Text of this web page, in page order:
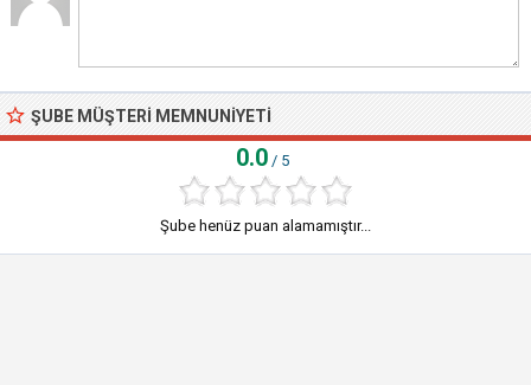
ŞUBE MÜŞTERI MEMNUNIYETI
0.0 / 5
Şube henüz puan alamamıştır...